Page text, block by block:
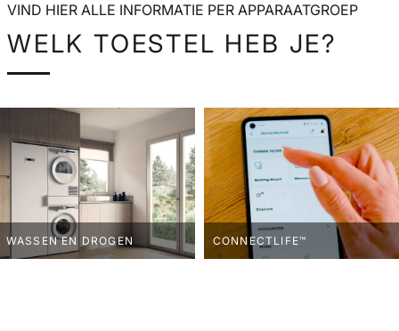
VIND HIER ALLE INFORMATIE PER APPARAATGROEP
WELK TOESTEL HEB JE?
WASSEN EN DROGEN CONNECTLIFE™